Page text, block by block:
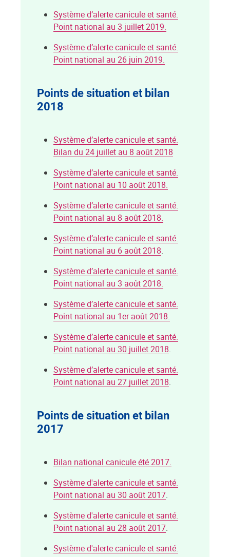
Système d’alerte canicule et santé.
Point national au 3 juillet 2019.
Système d’alerte canicule et santé.
Point national au 26 juin 2019.
Points de situation et bilan
2018
Système d’alerte canicule et santé.
Bilan du 24 juillet au 8 août 2018
Système d’alerte canicule et santé.
Point national au 10 août 2018.
Système d’alerte canicule et santé.
Point national au 8 août 2018.
Système d’alerte canicule et santé.
Point national au 6 août 2018.
Système d’alerte canicule et santé.
Point national au 3 août 2018.
Système d’alerte canicule et santé.
Point national au 1er août 2018.
Système d’alerte canicule et santé.
Point national au 30 juillet 2018.
Système d’alerte canicule et santé.
Point national au 27 juillet 2018.
Points de situation et bilan
2017
Bilan national canicule été 2017.
Système d'alerte canicule et santé.
Point national au 30 août 2017.
Système d'alerte canicule et santé.
Point national au 28 août 2017.
Système d'alerte canicule et santé.